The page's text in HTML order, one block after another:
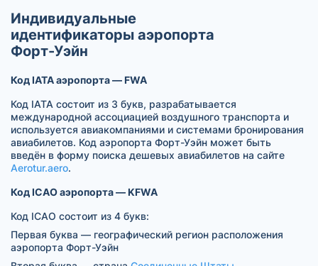
Индивидуальные
идентификаторы аэропорта
Форт-Уэйн
Код IATA аэропорта — FWA
Код IATA состоит из 3 букв, разрабатывается
международной ассоциацией воздушного транспорта и
используется авиакомпаниями и системами бронирования
авиабилетов. Код аэропорта Форт-Уэйн может быть
введён в форму поиска дешевых авиабилетов на сайте
Aerotur.aero.
Код ICAO аэропорта — KFWA
Код ICAO состоит из 4 букв:
Первая буква — географический регион расположения
аэропорта Форт-Уэйн